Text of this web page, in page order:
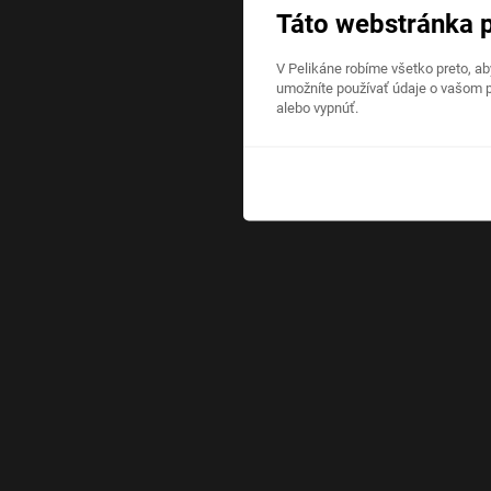
Táto webstránka
V Pelikáne robíme všetko preto,
umožníte používať údaje o vašom
alebo vypnúť.